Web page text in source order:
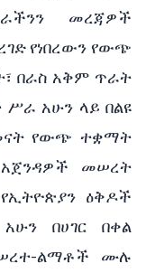
መረጃዎች
የነበረውን የውጭ
በራስ አቅም ጥራት
አሁን ላይ በልዩ
የውጭ ተቋማት
መሠረት
ዕቅዶች
በሀገር በቀል
ልማቶች ሙሉ